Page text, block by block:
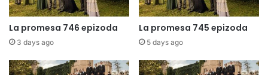
La promesa 746 epizoda
3 days ago
La promesa 745 epizoda
5 days ago